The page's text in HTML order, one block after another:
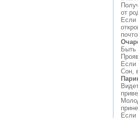
от
Если
Сон,
Если